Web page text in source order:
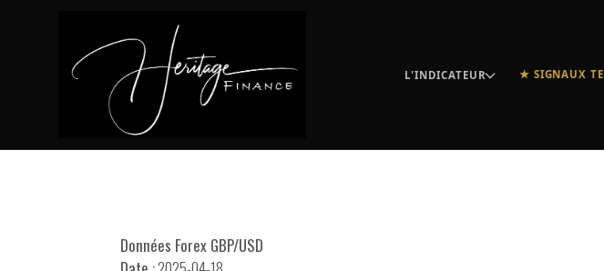
L'INDICATEUR ★ SIGNAUX
Données Forex GBP/USD